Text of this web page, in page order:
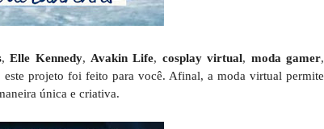
,Elle Kennedy, Avakin Life, cosplay virtual, moda gamer,
este projeto foi feito para você. Afinal, a moda virtual permite
única e criativa.